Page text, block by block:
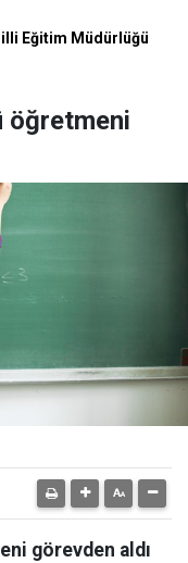
Eğitim Müdürlüğü
öğretmeni
görevden aldı